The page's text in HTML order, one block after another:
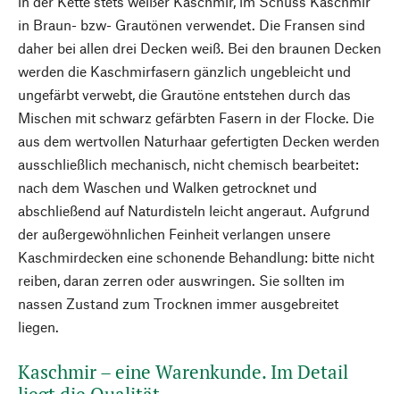
in Braun- bzw- Grautönen verwendet. Die Fransen sind
daher bei allen drei Decken weiß. Bei den braunen Decken
werden die Kaschmirfasern gänzlich ungebleicht und
ungefärbt verwebt, die Grautöne entstehen durch das
Mischen mit schwarz gefärbten Fasern in der Flocke. Die
aus dem wertvollen Naturhaar gefertigten Decken werden
ausschließlich mechanisch, nicht chemisch bearbeitet:
nach dem Waschen und Walken getrocknet und
abschließend auf Naturdisteln leicht angeraut. Aufgrund
der außergewöhnlichen Feinheit verlangen unsere
Kaschmirdecken eine schonende Behandlung: bitte nicht
reiben, daran zerren oder auswringen. Sie sollten im
nassen Zustand zum Trocknen immer ausgebreitet
liegen.
Kaschmir – eine Warenkunde. Im Detail